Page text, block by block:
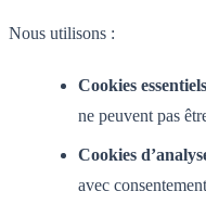
Nous utilisons :
Cookies
ne peuvent pas
Cookies
avec